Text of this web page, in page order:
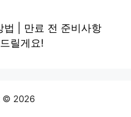
법 | 만료 전 준비사항
릴게요!
© 2026